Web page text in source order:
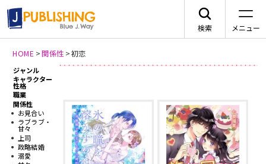
検索 メニュー
JA
レーベルから探す
HOME >関係性 >初恋
ジャンル
キャラクター
性格
職業
関係性
お見合い
ラブラブ・
甘々
上司
政略結婚
溺愛